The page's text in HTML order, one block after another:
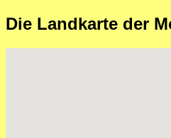
Die Landkarte der